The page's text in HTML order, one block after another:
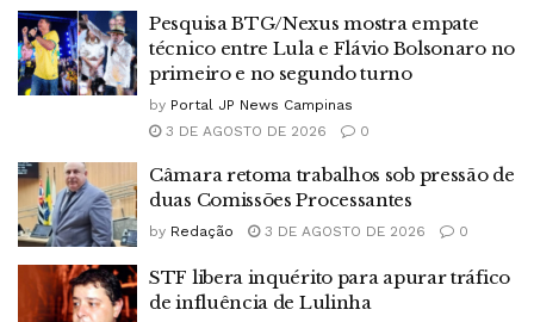
Pesquisa BTG/Nexus mostra empate
técnico entre Lula e Flávio Bolsonaro no
primeiro e no segundo turno
by Portal JP News Campinas
3 DE AGOSTO DE 2026
0
Câmara retoma trabalhos sob pressão de
duas Comissões Processantes
by Redação 3 DE AGOSTO DE 2026 0
STF libera inquérito para apurar tráfico
de influência de Lulinha